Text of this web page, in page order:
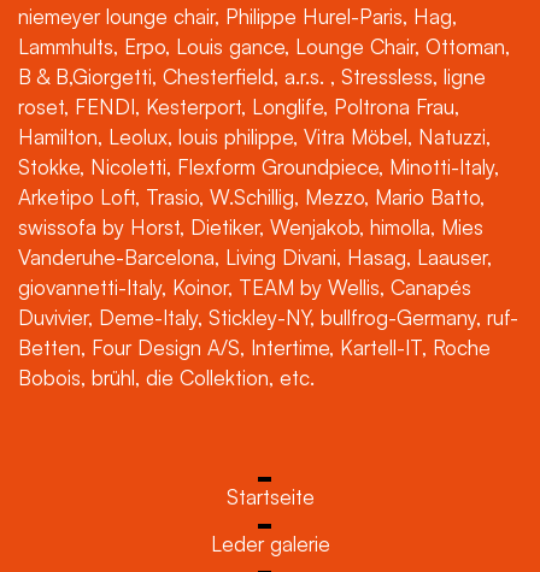
niemeyer lounge chair, Philippe Hurel-Paris, Hag,
Lammhults, Erpo, Louis gance, Lounge Chair, Ottoman,
B & B,Giorgetti, Chesterfield, a.r.s. , Stressless, ligne
roset, FENDI, Kesterport, Longlife, Poltrona Frau,
Hamilton, Leolux, louis philippe, Vitra Möbel, Natuzzi,
Stokke, Nicoletti, Flexform Groundpiece, Minotti-Italy,
Arketipo Loft, Trasio, W.Schillig, Mezzo, Mario Batto,
swissofa by Horst, Dietiker, Wenjakob, himolla, Mies
Vanderuhe-Barcelona, Living Divani, Hasag, Laauser,
giovannetti-Italy, Koinor, TEAM by Wellis, Canapés
Duvivier, Deme-Italy, Stickley-NY, bullfrog-Germany, ruf-
Betten, Four Design A/S, Intertime, Kartell-IT, Roche
Bobois, brühl, die Collektion, etc.
Startseite
Leder galerie